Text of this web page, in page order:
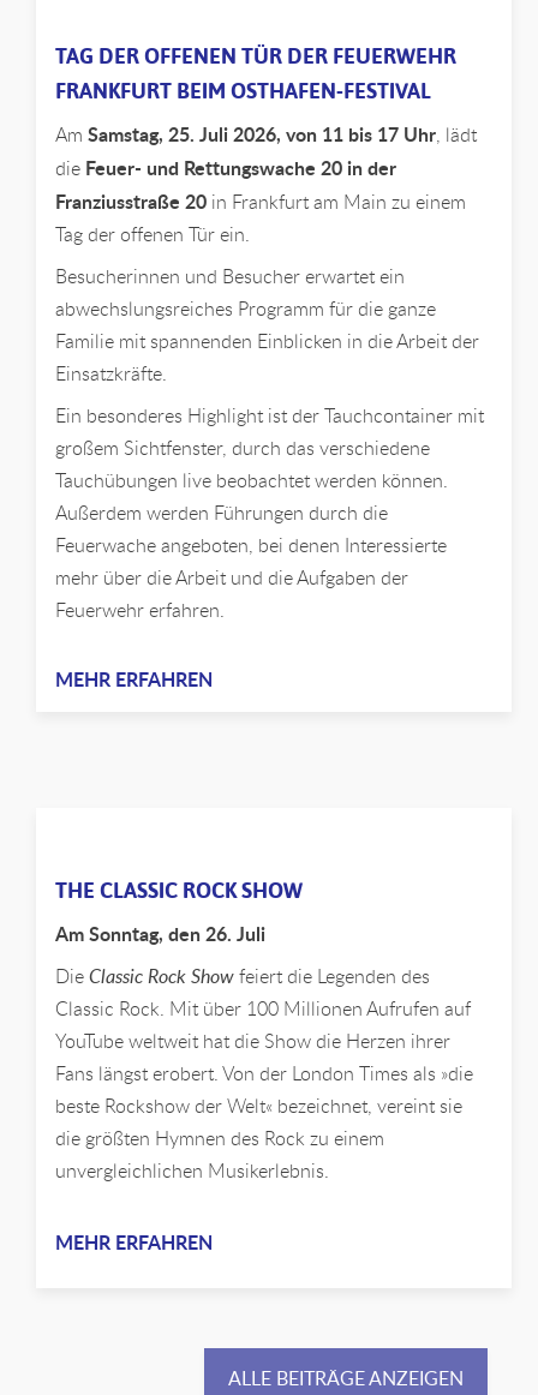
TAG DER OFFENEN TÜR DER FEUERWEHR
FRANKFURT BEIM OSTHAFEN-FESTIVAL
AmSamstag, 25. Juli 2026, von 11 bis 17 Uhr, lädt
die Feuer- und Rettungswache 20 in der
Franziusstraße 20 in Frankfurt am Main zu einem
Tag der offenen Tür ein.
Besucherinnen und Besucher erwartet ein
abwechslungsreiches Programm für die ganze
Familie mit spannenden Einblicken in die Arbeit der
Einsatzkräfte.
Ein besonderes Highlight ist der Tauchcontainer mit
großem Sichtfenster, durch das verschiedene
Tauchübungen live beobachtet werden können.
Außerdem werden Führungen durch die
Feuerwache angeboten, bei denen Interessierte
mehr über die Arbeit und die Aufgaben der
Feuerwehr erfahren.
MEHR ERFAHREN
THE CLASSIC ROCK SHOW
Am Sonntag, den 26. Juli
DieClassic Rock Showfeiert die Legenden des
Classic Rock. Mit über 100 Millionen Aufrufen auf
YouTube weltweit hat die Show die Herzen ihrer
Fans längst erobert. Von der London Times als »die
beste Rockshow der Welt« bezeichnet, vereint sie
die größten Hymnen des Rock zu einem
unvergleichlichen Musikerlebnis.
MEHR ERFAHREN
ALLE BEITRÄGE ANZEIGEN